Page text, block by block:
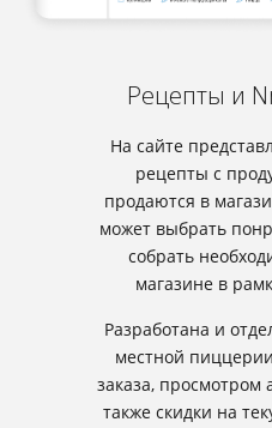
Рецепты и
На сайте
рецепты с
продаются в
может выбрать
собрать
магазине в
Разработана и
местной
заказа, просмотром
также скидки на